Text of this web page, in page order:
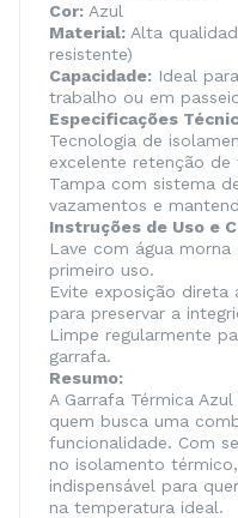
Cor: Azul
Material: Alta
resistente)
Capacidade: Ideal
trabalho ou em
Especificações
Tecnologia de
excelente retenção de
Tampa com sistema
vazamentos e
Instruções de Uso e
Lave com água
primeiro uso.
Evite exposição
para preservar a
Limpe regularmente
garrafa.
Resumo:
A Garrafa Térmica
quem busca uma
funcionalidade. Com
no isolamento
indispensável para
na temperatura ideal.